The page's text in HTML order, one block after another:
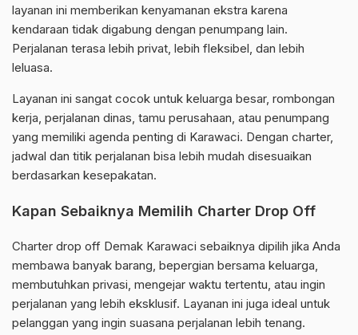
layanan ini memberikan kenyamanan ekstra karena
kendaraan tidak digabung dengan penumpang lain.
Perjalanan terasa lebih privat, lebih fleksibel, dan lebih
leluasa.
Layanan ini sangat cocok untuk keluarga besar, rombongan
kerja, perjalanan dinas, tamu perusahaan, atau penumpang
yang memiliki agenda penting di Karawaci. Dengan charter,
jadwal dan titik perjalanan bisa lebih mudah disesuaikan
berdasarkan kesepakatan.
Kapan Sebaiknya Memilih Charter Drop Off
Charter drop off Demak Karawaci sebaiknya dipilih jika Anda
membawa banyak barang, bepergian bersama keluarga,
membutuhkan privasi, mengejar waktu tertentu, atau ingin
perjalanan yang lebih eksklusif. Layanan ini juga ideal untuk
pelanggan yang ingin suasana perjalanan lebih tenang.